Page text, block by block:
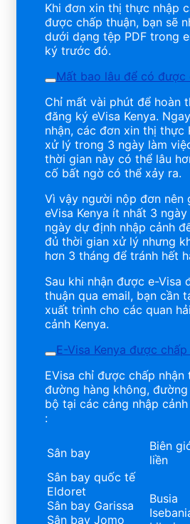
Khi đơn xin thị thực nhập
được chấp thuận, bạn sẽ
dưới dạng tệp PDF trong
ký trước đó.
Mất bao lâu để có được
Chỉ mất vài phút để hoàn
đăng ký eVisa Kenya.
nhận, các đơn xin thị thực
xử lý trong 3 ngày làm
thời gian này có thể lâu
cố bất ngờ có thể xảy ra.
Vì vậy người nộp đơn nên
eVisa Kenya ít nhất 3
ngày dự định nhập cảnh
đủ thời gian xử lý nhưng
hơn 3 tháng để tránh hết
Sau khi nhận được e-Visa
thuận qua email, bạn cần
xuất trình cho các quan
cảnh Kenya.
E-Visa Kenya được
EVisa chỉ được chấp nhận
đường hàng không,
bộ tại các cảng nhập cảnh
:
Sân bay
Biên
liền
Sân bay quốc tế
Eldoret
Sân bay Garissa
Sân bay Jomo
Busia